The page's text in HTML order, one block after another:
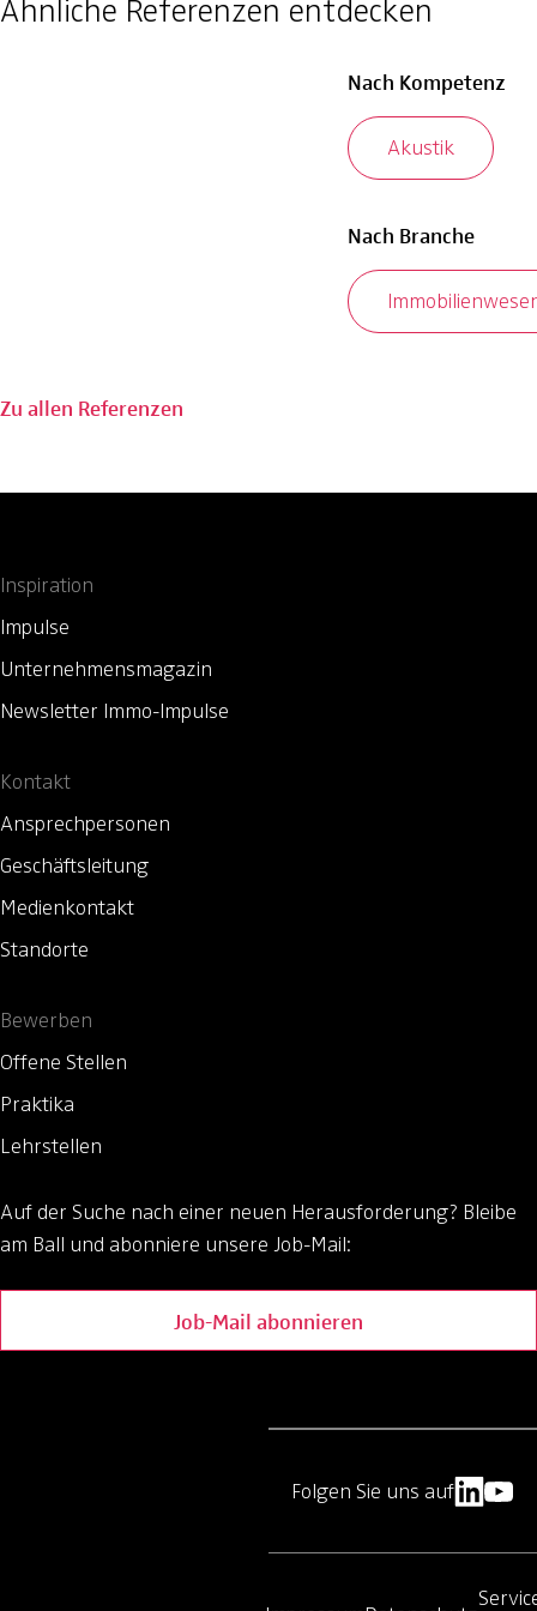
Ähnliche Referenzen entdecken
Nach Kompetenz
Akustik
Nach Branche
Zu allen Referenzen
Inspiration
Impulse
Unternehmensmagazin
Newsletter Immo-Impulse
Kontakt
Ansprechpersonen
Geschäftsleitung
Medienkontakt
Standorte
Bewerben
Offene Stellen
Praktika
Lehrstellen
Auf der Suche nach einer neuen Herausforderung? Bleibe
am Ball und abonniere unsere Job-Mail:
Job-Mail abonnieren
Folgen Sie uns auf